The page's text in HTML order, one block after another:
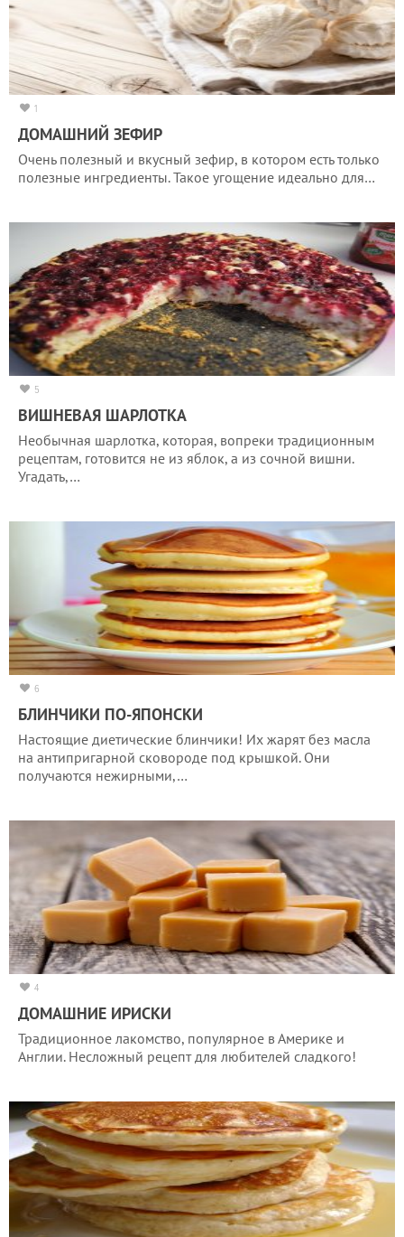
1
ДОМАШНИЙ ЗЕФИР
Очень полезный и вкусный зефир, в котором есть только
полезные ингредиенты. Такое угощение идеально для…
5
ВИШНЕВАЯ ШАРЛОТКА
Необычная шарлотка, которая, вопреки традиционным
рецептам, готовится не из яблок, а из сочной вишни.
Угадать,…
6
БЛИНЧИКИ ПО-ЯПОНСКИ
Настоящие диетические блинчики! Их жарят без масла
на антипригарной сковороде под крышкой. Они
получаются нежирными,…
4
ДОМАШНИЕ ИРИСКИ
Традиционное лакомство, популярное в Америке и
Англии. Несложный рецепт для любителей сладкого!